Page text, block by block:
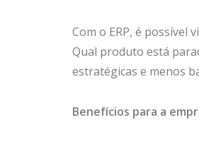
Com o ERP, é possível
Qual produto está
estratégicas e menos
Benefícios para a